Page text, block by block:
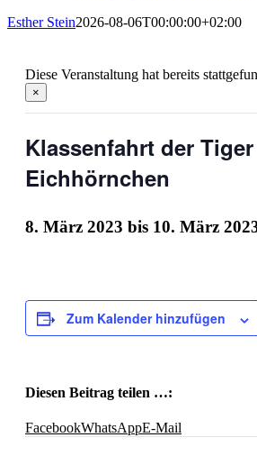
Esther Stein2026-08-06T00:00:00+02:00
Diese Veranstaltung hat bereits
×
Klassenfahrt der
Eichhörnchen
8. März 2023 bis 10. März
Zum Kalender hinzufügen
Diesen Beitrag teilen …:
FacebookWhatsAppE-Mail